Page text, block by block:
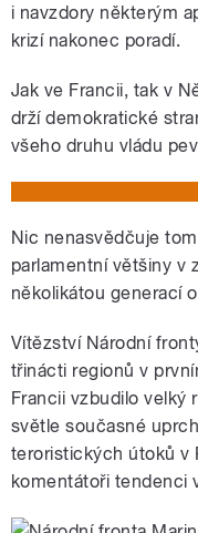
i navzdory některým
krizí nakonec poradí.
Jak ve Francii, tak v
drží demokratické
všeho druhu vládu
Nic nenasvědčuje
parlamentní většiny v
několikátou generací
Vítězství Národní
třinácti regionů v
Francii vzbudilo velký
světle současné
teroristických útoků v
komentátoři tendenci